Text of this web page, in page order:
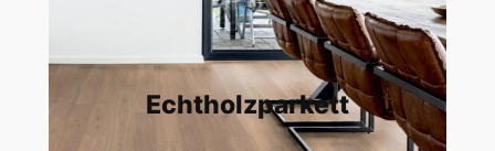
Echtholzparkett